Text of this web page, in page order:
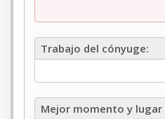
Trabajo
del
Trabajo del cónyuge:
Mejor
momento
Mejor momento y